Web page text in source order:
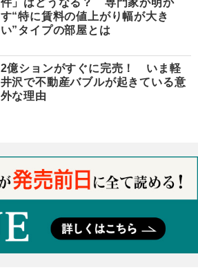
す“特に賃料の値上がり幅が大き
い”タイプの部屋とは
2億ションがすぐに完売！ いま軽
井沢で不動産バブルが起きている意
外な理由